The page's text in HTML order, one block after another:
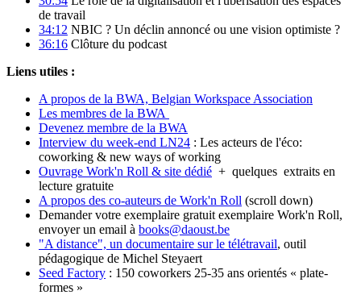
de travail
34:12 NBIC ? Un déclin annoncé ou une vision optimiste ?
36:16 Clôture du podcast
Liens utiles :
A propos de la BWA, Belgian Workspace Association
Les membres de la BWA
Devenez membre de la BWA
Interview du week-end LN24 : Les acteurs de l'éco:
coworking & new ways of working
Ouvrage Work'n Roll & site dédié + quelques extraits en
lecture gratuite
A propos des co-auteurs de Work'n Roll (scroll down)
Demander votre exemplaire gratuit exemplaire Work'n Roll,
envoyer un email à books@daoust.be
"A distance", un documentaire sur le télétravail, outil
pédagogique de Michel Steyaert
Seed Factory : 150 coworkers 25-35 ans orientés « plate-
formes »